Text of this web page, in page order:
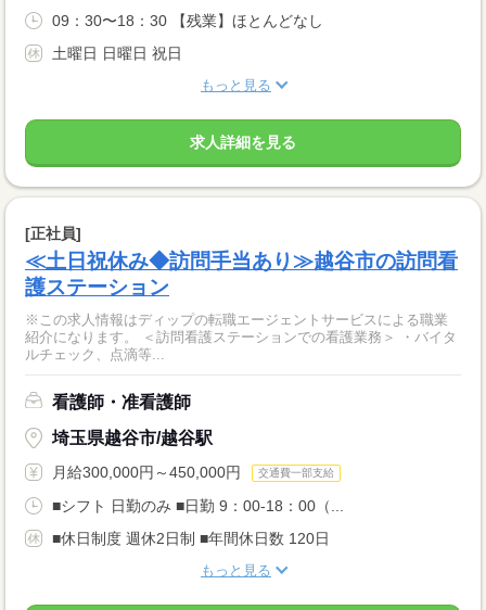
09：30〜18：30 【残業】ほとんどなし
土曜日 日曜日 祝日
もっと見る
求人詳細を見る
[正社員]
≪土日祝休み◆訪問手当あり≫越谷市の訪問看
護ステーション
※この求人情報はディップの転職エージェントサービスによる職業
紹介になります。 ＜訪問看護ステーションでの看護業務＞ ・バイタ
ルチェック、点滴等...
看護師・准看護師
埼玉県越谷市/越谷駅
月給300,000円～450,000円 交通費一部支給
■シフト 日勤のみ ■日勤 9：00-18：00（...
■休日制度 週休2日制 ■年間休日数 120日
もっと見る